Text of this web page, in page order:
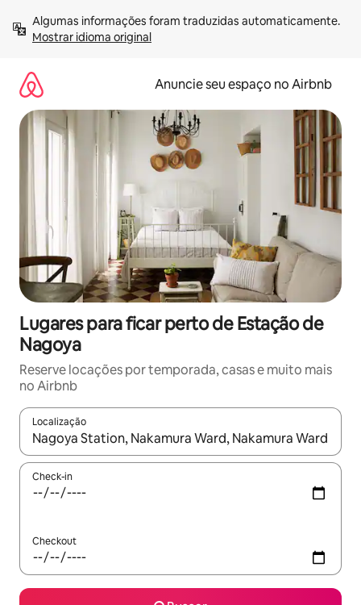
para
Mostrar idioma original
Anuncie seu espaço no Airbnb
Lugares para ficar perto de Estação de
Nagoya
Reserve locações por temporada, casas e muito mais
no Airbnb
Localização
Quando os resultados estiverem disponíveis, explore-os
Check-in
Checkout